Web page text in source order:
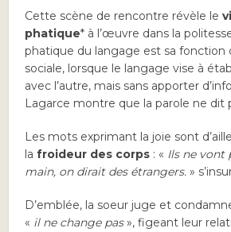
Cette scène de rencontre révèle le
phatique* à l’œuvre dans la
phatique du langage est sa fonction
sociale, lorsque le langage vise à
avec l’autre, mais sans apporter
Lagarce montre que la parole ne dit
Les mots exprimant la joie sont
lafroideur des corps : « Ils ne vont
main, on dirait des étrangers. »
D’emblée, la soeur juge et
« il ne change pas», figeant leur